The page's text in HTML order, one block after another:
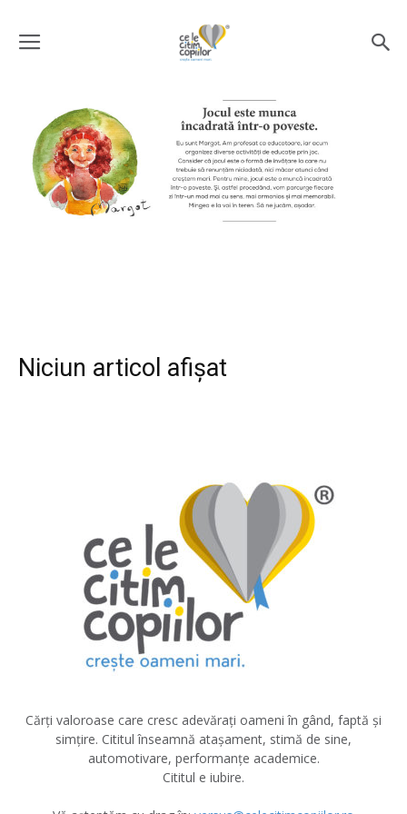
Niciun articol afișat
Cărți valoroase care cresc adevărați oameni în gând, faptă și
simțire. Cititul înseamnă atașament, stimă de sine,
automotivare, performanțe academice.
Cititul e iubire.